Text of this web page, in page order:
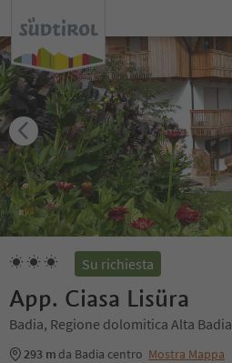
Su richiesta
App. Ciasa Lisüra
Badia, Regione dolomitica Alta Badia
293 m da Badia centro Mostra Mappa